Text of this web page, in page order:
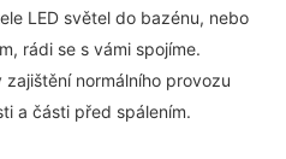
LED světel do bazénu, nebo
rádi se s vámi spojíme.
normálního provozu
a části před spálením.